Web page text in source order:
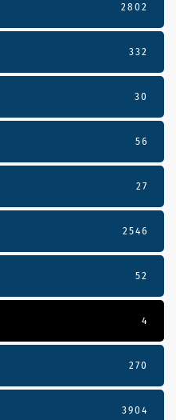
2802
332
30
56
27
2546
52
4
270
3904